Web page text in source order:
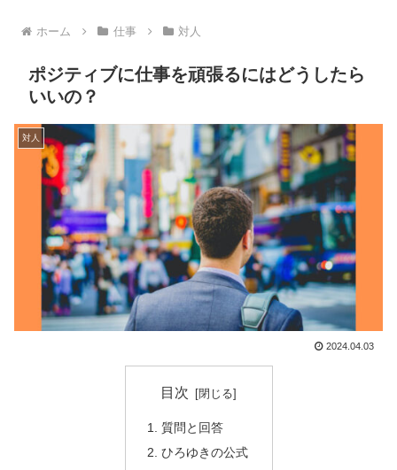
ホーム 仕事 対人
ポジティブに仕事を頑張るにはどうしたら
いいの？
対人
2024.04.03
目次
質問と回答
ひろゆきの公式